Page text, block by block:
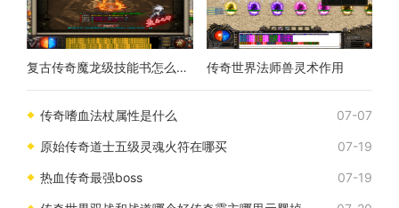
复古传奇魔龙级技能书怎么获得 传奇世界法师兽灵术作用
传奇嗜血法杖属性是什么 07-07
原始传奇道士五级灵魂火符在哪买 07-19
热血传奇最强boss 07-19